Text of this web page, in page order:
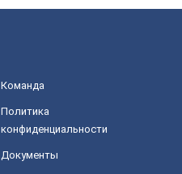
Команда
Политика
конфиденциальности
Документы